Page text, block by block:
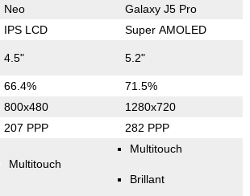
Neo Galaxy J5 Pro
IPS LCD Super AMOLED
4.5" 5.2"
66.4% 71.5%
800x480 1280x720
207 PPP 282 PPP
Multitouch
Multitouch
Brillant